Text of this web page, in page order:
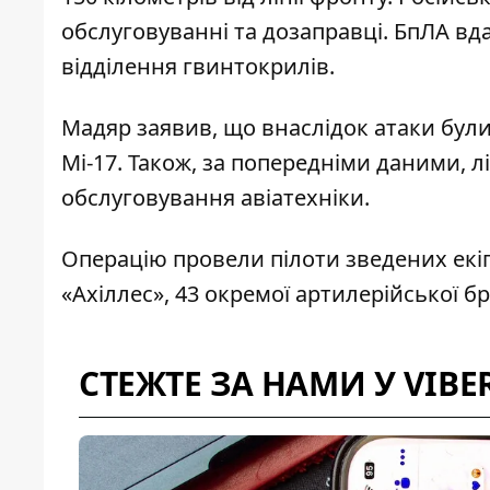
обслуговуванні та дозаправці. БпЛА
відділення гвинтокрилів.
Мадяр заявив, що внаслідок атаки
Мі-17. Також, за попередніми даними,
обслуговування авіатехніки.
Операцію провели пілоти зведених
«Ахіллес», 43 окремої артилерійської
СТЕЖТЕ ЗА НАМИ У